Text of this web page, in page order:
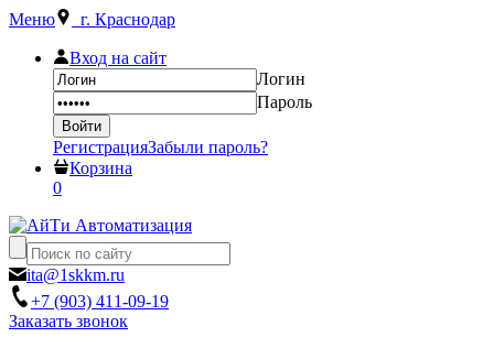
Меню г. Краснодар
Вход на сайт
Логин
Пароль
РегистрацияЗабыли пароль?
Корзина
0
ita@1skkm.ru
+7 (903) 411-09-19
Заказать звонок